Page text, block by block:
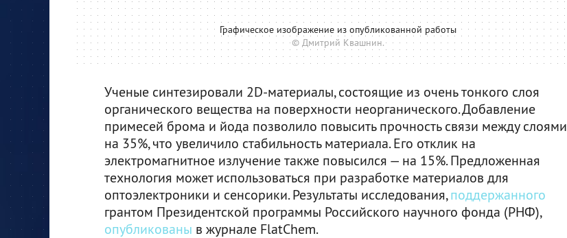
Графическое изображение из опубликованной работы
© Дмитрий Квашнин.
Ученые синтезировали 2D-материалы, состоящие из очень тонкого слоя
органического вещества на поверхности неорганического. Добавление
примесей брома и йода позволило повысить прочность связи между слоями
на 35%, что увеличило стабильность материала. Его отклик на
электромагнитное излучение также повысился — на 15%. Предложенная
технология может использоваться при разработке материалов для
оптоэлектроники и сенсорики. Результаты исследования,поддержанного
грантом Президентской программы Российского научного фонда (РНФ),
опубликованы в журнале FlatChem.